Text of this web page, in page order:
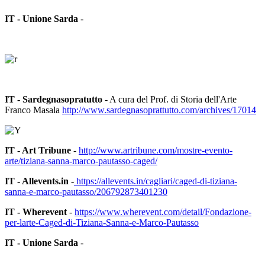
IT - Unione Sarda -
IT - Sardegnasopratutto - A cura del Prof. di Storia dell'Arte
Franco Masala http://www.sardegnasoprattutto.com/archives/17014
IT - Art Tribune - http://www.artribune.com/mostre-evento-
arte/tiziana-sanna-marco-pautasso-caged/
IT - Allevents.in - https://allevents.in/cagliari/caged-di-tiziana-
sanna-e-marco-pautasso/206792873401230
IT - Wherevent - https://www.wherevent.com/detail/Fondazione-
per-larte-Caged-di-Tiziana-Sanna-e-Marco-Pautasso
IT - Unione Sarda -